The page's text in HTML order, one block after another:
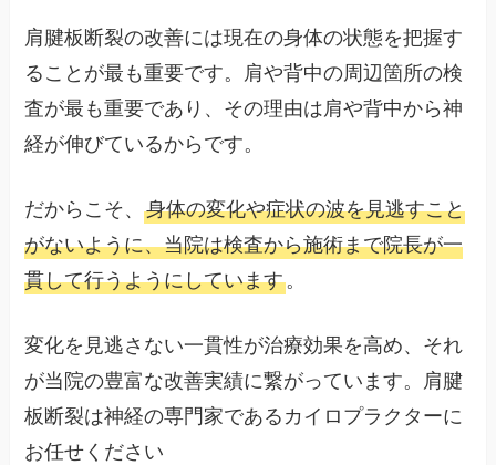
肩腱板断裂の改善には現在の身体の状態を把握す
ることが最も重要です。肩や背中の周辺箇所の検
査が最も重要であり、その理由は肩や背中から神
経が伸びているからです。
だからこそ、身体の変化や症状の波を見逃すこと
がないように、当院は検査から施術まで院長が一
貫して行うようにしています。
変化を見逃さない一貫性が治療効果を高め、それ
が当院の豊富な改善実績に繋がっています。肩腱
板断裂は神経の専門家であるカイロプラクターに
お任せください